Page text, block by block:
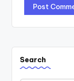
Search